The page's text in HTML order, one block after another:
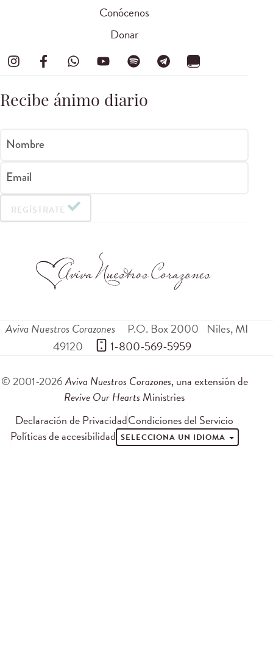
Conócenos
Donar
Recibe ánimo diario
Nombre
Email
REGÍSTRATE
Aviva Nuestros Corazones P.O. Box 2000 Niles,MI
49120
1-800-569-5959
© 2001-2026Aviva Nuestros Corazones, una extensión de
Revive Our Hearts Ministries
Declaración de PrivacidadCondiciones del Servicio
Políticas de accesibilidad SELECCIONA UN IDIOMA